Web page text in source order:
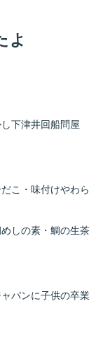
よ
下津井回船問屋
こ・味付けやわら
しの素・鯛の生茶
パンに子供の卒業